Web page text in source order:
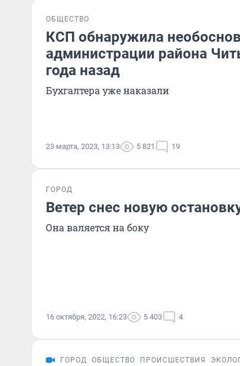
ОБЩЕСТВО
КСП обнаружила
администрации района
года назад
Бухгалтера уже наказали
23 марта, 2023, 13:13 5 821 19
ГОРОД
Ветер снес новую
Она валяется на боку
16 октября, 2022, 16:23 5 403 4
ГОРОД ОБЩЕСТВО ПРОИСШЕСТВИЯ